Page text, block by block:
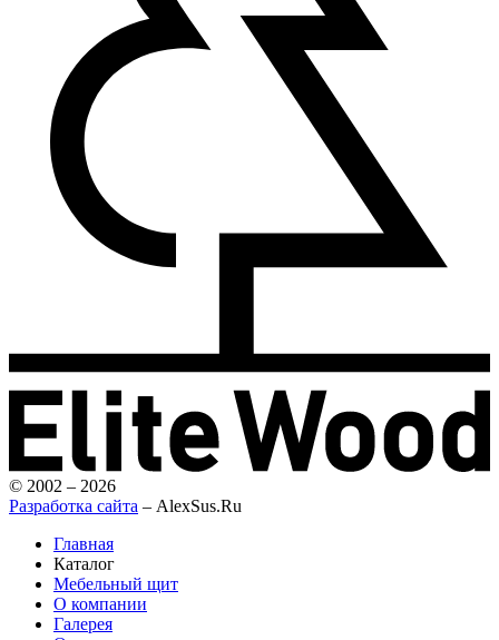
© 2002 – 2026
Разработка сайта – AlexSus.Ru
Главная
Каталог
Мебельный щит
О компании
Галерея